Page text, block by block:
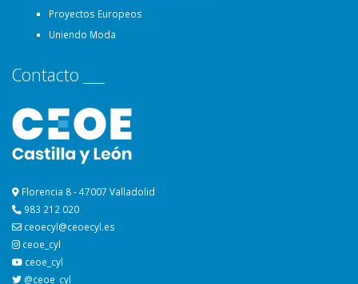
Proyectos Europeos
Uniendo Moda
Contacto ___
Florencia 8 - 47007 Valladolid
983 212 020
ceoecyl@ceoecyl.es
ceoe_cyl
ceoe_cyl
@ceoe_cyl